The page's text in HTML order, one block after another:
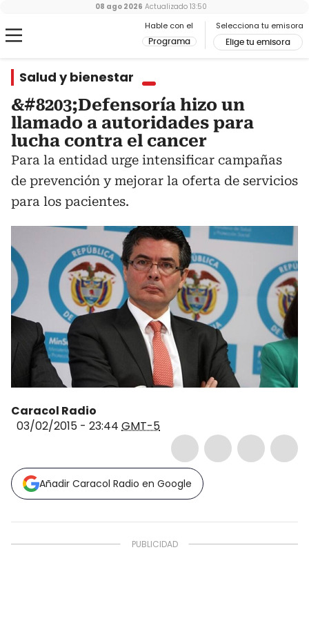
Hable con el
Programa
Selecciona tu emisora
Elige tu emisora
08 ago 2026 Actualizado 13:50
Salud y bienestar
&#8203;Defensoría hizo un
llamado a autoridades para
lucha contra el cancer
Para la entidad urge intensificar campañas
de prevención y mejorar la oferta de servicios
para los pacientes.
Caracol Radio
03/02/2015 - 23:44 GMT-5
Añadir Caracol Radio en Google